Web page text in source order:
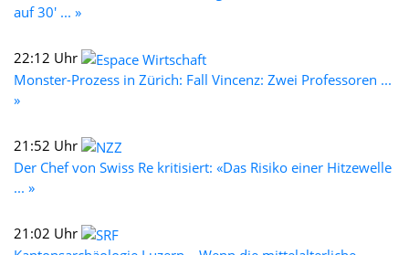
auf 30' ... »
22:12 Uhr
Monster-Prozess in Zürich: Fall Vincenz: Zwei Professoren ...
»
21:52 Uhr
Der Chef von Swiss Re kritisiert: «Das Risiko einer Hitzewelle
... »
21:02 Uhr